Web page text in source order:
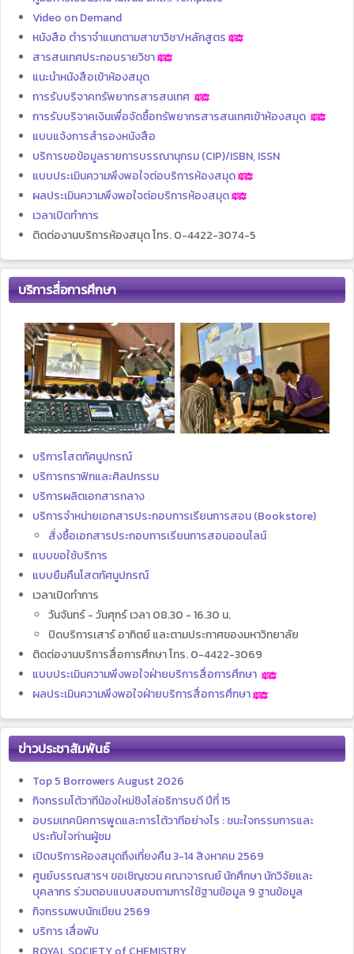
Video on Demand
หนังสือ ตำราจำแนกตามสาขาวิชา/หลักสูตร
สารสนเทศประกอบรายวิชา
แนะนำหนังสือเข้าห้องสมุด
การรับบริจาคทรัพยากรสารสนเทศ
การรับบริจาคเงินเพื่อจัดซื้อทรัพยากรสารสนเทศเข้าห้องสมุด
แบบแจ้งการสำรองหนังสือ
บริการขอข้อมูลรายการบรรณานุกรม (CIP)/ISBN, ISSN
แบบประเมินความพึงพอใจต่อบริการห้องสมุด
ผลประเมินความพึงพอใจต่อบริการห้องสมุด
เวลาเปิดทำการ
ติดต่องานบริการห้องสมุด โทร. 0-4422-3074-5
บริการสื่อการศึกษา
บริการโสตทัศนูปกรณ์
บริการกราฟิกและศิลปกรรม
บริการผลิตเอกสารกลาง
บริการจำหน่ายเอกสารประกอบการเรียนการสอน (Bookstore)
สั่งซื้อเอกสารประกอบการเรียนการสอนออนไลน์
แบบขอใช้บริการ
แบบยืมคืนโสตทัศนูปกรณ์
เวลาเปิดทำการ
วันจันทร์ - วันศุกร์ เวลา 08.30 - 16.30 น.
ปิดบริการเสาร์ อาทิตย์ และตามประกาศของมหาวิทยาลัย
ติดต่องานบริการสื่อการศึกษา โทร. 0-4422-3069
แบบประเมินความพึงพอใจฝ่ายบริการสื่อการศึกษา
ผลประเมินความพึงพอใจฝ่ายบริการสื่อการศึกษา
ข่าวประชาสัมพันธ์
Top 5 Borrowers August 2026
กิจกรรมโต้วาทีน้องใหม่ชิงโล่อธิการบดี ปีที่ 15
อบรมเทคนิคการพูดและการโต้วาทีอย่างไร : ชนะใจกรรมการและ
ประทับใจท่านผู้ชม
เปิดบริการห้องสมุดถึงเที่ยงคืน 3-14 สิงหาคม 2569
ศูนย์บรรณสารฯ ขอเชิญชวน คณาจารณย์ นักศึกษา นักวิจัยและ
บุคลากร ร่วมตอบแบบสอบถามการใช้ฐานข้อมูล 9 ฐานข้อมูล
กิจกรรมพบนักเขียน 2569
บริการ เสื่อพับ